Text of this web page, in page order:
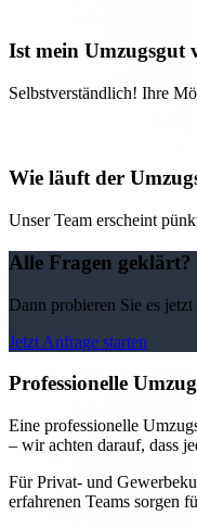
Ist mein Umzugsgut
Selbstverständlich! Ihre
Wie läuft der
Unser Team erscheint
Alle Fragen geklärt?
Dann probieren Sie es
Jetzt Anfrage starten
Professionelle
Eine professionelle
– wir achten darauf, dass
Für Privat- und
erfahrenen Teams sorgen